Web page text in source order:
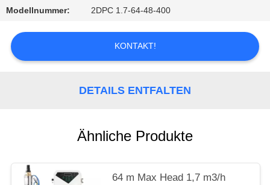
Modellnummer: 2DPC 1.7-64-48-400
KONTAKT!
DETAILS ENTFALTEN
Ähnliche Produkte
64 m Max Head 1,7 m3/h